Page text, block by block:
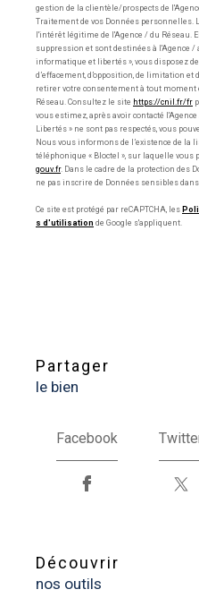
gestion de la clientèle/prospects de
Traitement de vos Données personnelles.
l'intérêt légitime de l'Agence / du Réseau.
suppression et sont destinées à l'Agence /
informatique et libertés », vous disposez
d’effacement, d’opposition, de limitation
retirer votre consentement à tout moment
Réseau. Consultez le site https://cnil.fr/fr
vous estimez, après avoir contacté
Libertés » ne sont pas respectés, vous
Nous vous informons de l’existence de la
téléphonique « Bloctel », sur laquelle vous
gouv.fr. Dans le cadre de la protection des
ne pas inscrire de Données sensibles
Ce site est protégé par reCAPTCHA, les
s d'utilisation de Google s'appliquent.
partager
le bien
Facebook
découvrir
nos outils